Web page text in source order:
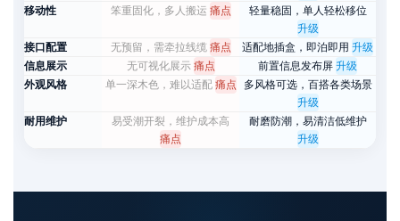
移动性
笨重固化，多人搬运 痛点
轻量稳固，单人轻松移位
升级
接口配置
无预留，需牵拉线缆 痛点 适配地插盒，即泊即用 升级
信息展示
无可视化展示 痛点 前置信息发布屏 升级
外观风格
单一深木色，难以适配 痛点
多风格可选，百搭各类场景
升级
耐用维护
易受潮开裂，维护成本高
痛点
耐磨防潮，易清洁低维护
升级